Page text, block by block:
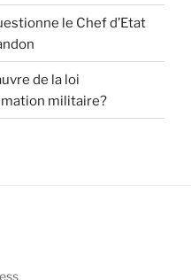
le Chef d’Etat
de la loi
militaire?